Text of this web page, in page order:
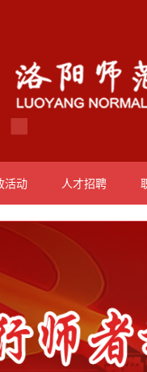
活动 人才招聘